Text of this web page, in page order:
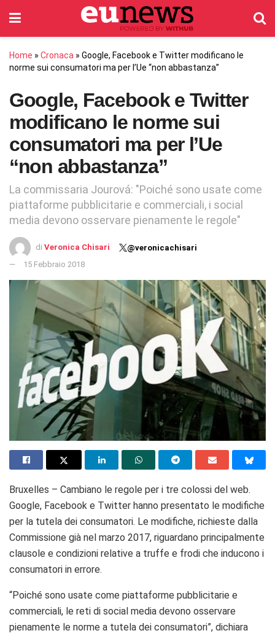
Home » Cronaca » Google, Facebook e Twitter modificano le
norme sui consumatori ma per l’Ue “non abbastanza”
Google, Facebook e Twitter
modificano le norme sui
consumatori ma per l’Ue
“non abbastanza”
La commissaria Jourová: "Poiché sono usate come
piattaforme pubblicitarie e commerciali, i social
media devono osservare pienamente le regole"
di Veronica Chisari
@veronicachisari
15 Febbraio 2018
Bruxelles – Cambiano le regole per i tre colossi del web.
Google, Facebook e Twitter hanno presentato le modifiche
per la tutela dei consumatori. Le modifiche, richieste dalla
Commissione già nel marzo 2017, riguardano principalmente
clausole e condizioni relative a truffe e frodi che inducono i
consumatori in errore.
“Poiché sono usate come piattaforme pubblicitarie e
commerciali, le reti di social media devono osservare
pienamente le norme a tutela dei consumatori”, dichiara